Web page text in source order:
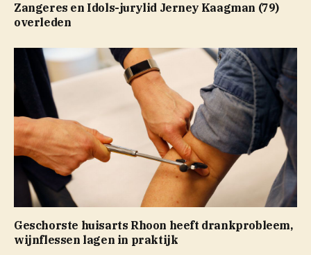
Zangeres en Idols-jurylid Jerney Kaagman (79)
overleden
Geschorste huisarts Rhoon heeft drankprobleem,
wijnflessen lagen in praktijk